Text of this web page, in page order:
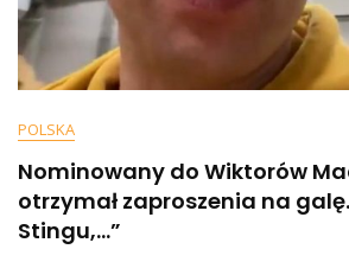
POLSKA
Nominowany do Wiktorów
otrzymał zaproszenia na
Stingu,…”